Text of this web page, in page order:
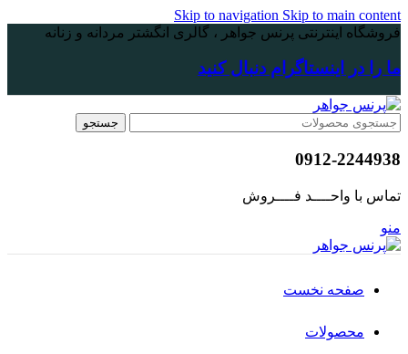
Skip to navigation Skip to main content
فروشگاه اینترنتی پرنس جواهر ، گالری انگشتر مردانه و زنانه
ما را در اینستاگرام دنبال کنید
جستجو
0912-2244938
تماس با واحــــد فــــروش
منو
صفحه نخست
محصولات